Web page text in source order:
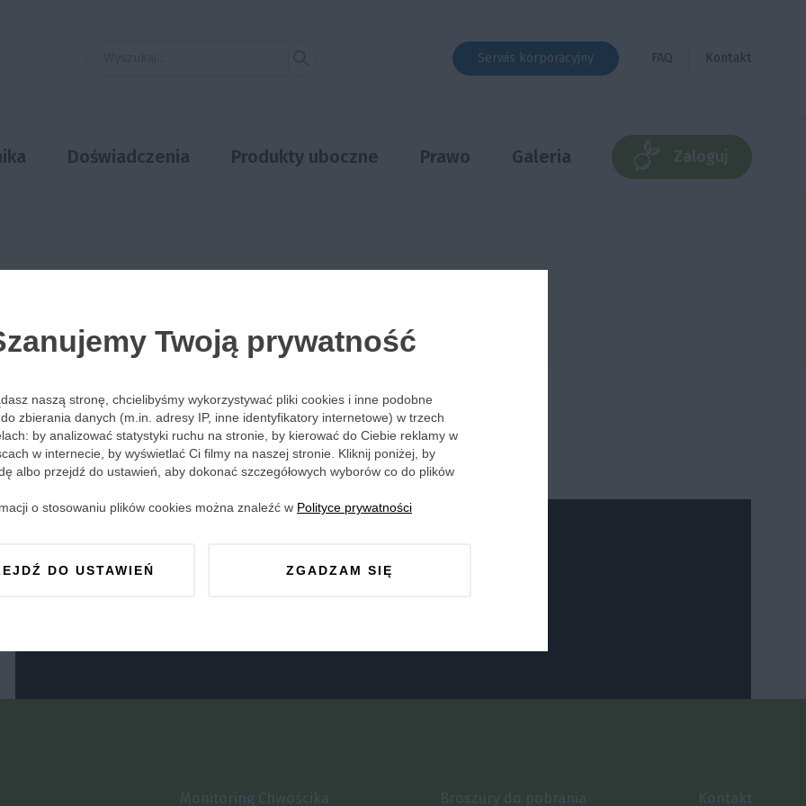
Serwis korporacyjny FAQ Kontakt
Doświadczenia Produkty uboczne Prawo Galeria Zaloguj
Monitoring Chwościka Broszury do pobrania Kontakt
Twoją prywatność
naszą stronę, chcielibyśmy wykorzystywać pliki cookies i inne podobne
zbierania danych (m.in. adresy IP, inne identyfikatory internetowe) w trzech
by analizować statystyki ruchu na stronie, by kierować do Ciebie reklamy w
w internecie, by wyświetlać Ci filmy na naszej stronie. Kliknij poniżej, by
albo przejdź do ustawień, aby dokonać szczegółowych wyborów co do plików
o stosowaniu plików cookies można znaleźć w Polityce prywatności
DO USTAWIEŃ ZGADZAM SIĘ